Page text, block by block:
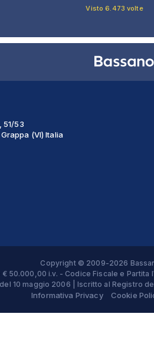
Visto 6.473 volte
51/53
(VI) Italia
Copyright © 2009-2026
50.000,00 i.v. - Codice Fiscale e
10 maggio 2006 | Iscritto al Registro
Informativa Privacy Cookie